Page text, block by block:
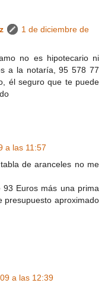
1 de diciembre de
no es hipotecario ni
a la notaría, 95 578 77
él seguro que te puede
a las 11:57
de aranceles no me
Euros más una prima
presupuesto aproximado
a las 12:39